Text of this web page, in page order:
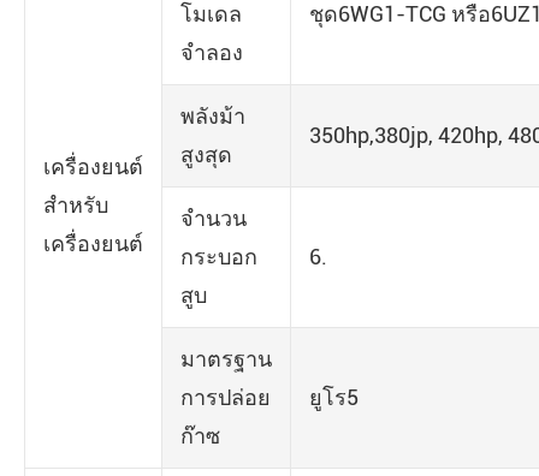
เครื่องยนต์
สำหรับ
เครื่องยนต์
โมเดล
จำลอง
ชุด6WG1-TCG หรือ
พลังม้า
สูงสุด
350hp,380jp, 420hp,
จำนวน
กระบอก
สูบ
6.
มาตรฐาน
การปล่อย
ก๊าซ
ยูโร5